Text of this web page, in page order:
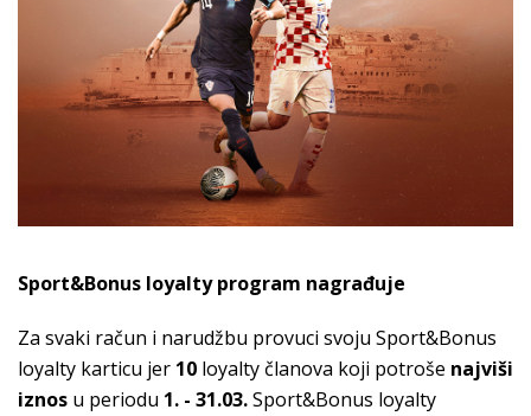
Sport&Bonus loyalty program nagrađuje
Za svaki račun i narudžbu provuci svoju Sport&Bonus
loyalty karticu jer 10 loyalty članova koji potroše najviši
iznos u periodu 1. - 31.03.Sport&Bonus loyalty